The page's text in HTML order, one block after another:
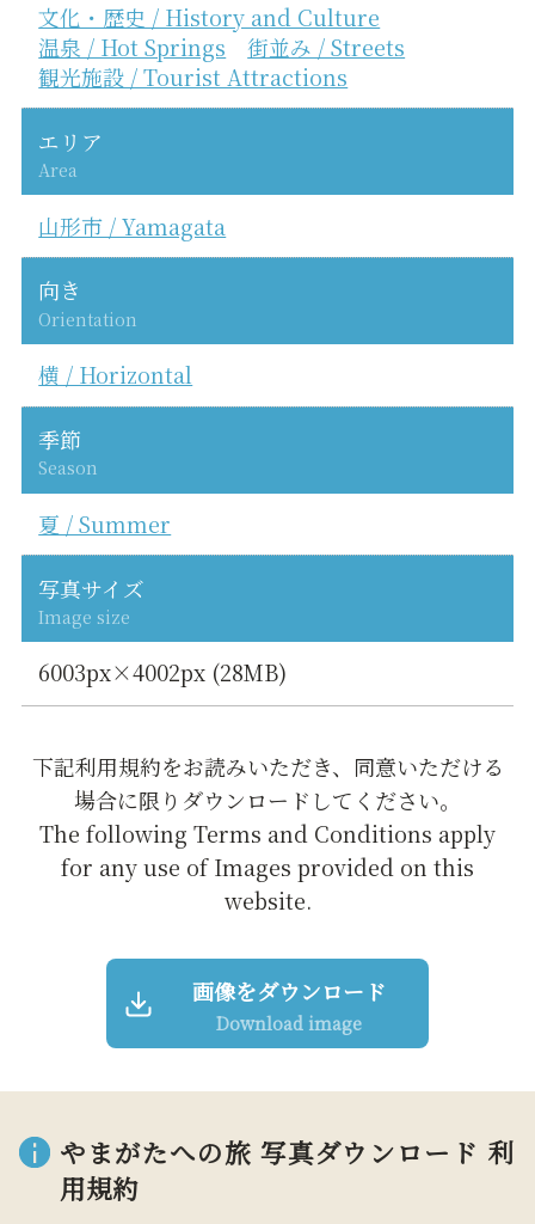
文化・歴史 / History and Culture
温泉 / Hot Springs
街並み / Streets
観光施設 / Tourist Attractions
エリア
Area
山形市 / Yamagata
向き
Orientation
横 / Horizontal
季節
Season
夏 / Summer
写真サイズ
Image size
6003px×4002px (28MB)
下記利用規約をお読みいただき、同意いただける
場合に限りダウンロードしてください。
The following Terms and Conditions apply
for any use of Images provided on this
website.
画像をダウンロード
Download image
やまがたへの旅 写真ダウンロード 利
用規約